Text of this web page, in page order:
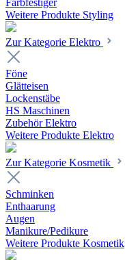
Farbfestiger
Weitere Produkte Styling
Zur Kategorie Elektro
Föne
Glätteisen
Lockenstäbe
HS Maschinen
Zubehör Elektro
Weitere Produkte Elektro
Zur Kategorie Kosmetik
Schminken
Enthaarung
Augen
Manikure/Pedikure
Weitere Produkte Kosmetik